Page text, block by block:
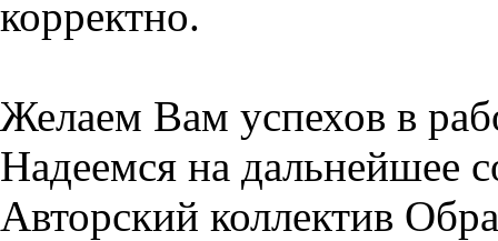
корректно.
Желаем Вам успехов в
Надеемся на дальнейшее
Авторский коллектив